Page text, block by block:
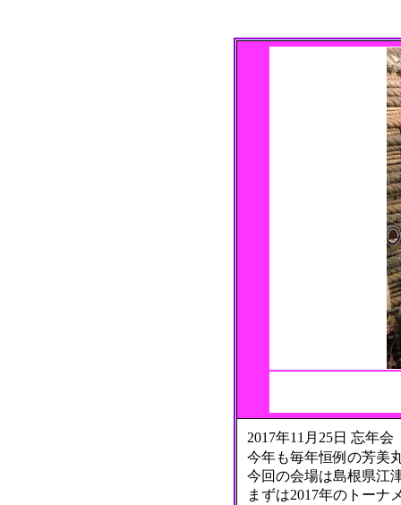
2017年11月25日 忘年会
今年も毎年恒例の芳美
今回の会場は島根県江
まずは2017年のトーナ